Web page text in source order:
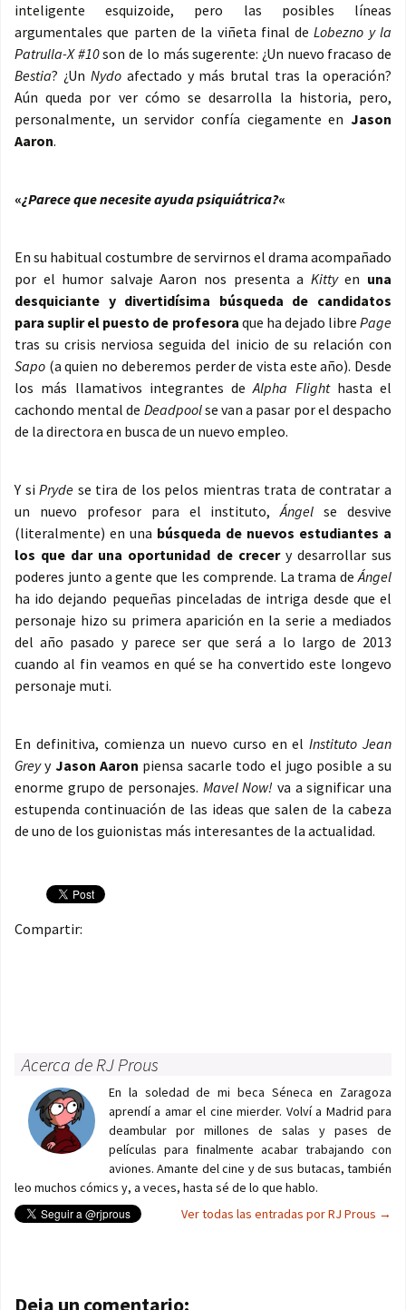
inteligente esquizoide, pero las posibles líneas
argumentales que parten de la viñeta final deLobezno y la
Patrulla-X #10son de lo más sugerente: ¿Un nuevo fracaso de
Bestia? ¿Un Nydoafectado y más brutal tras la operación?
Aún queda por ver cómo se desarrolla la historia, pero,
personalmente, un servidor confía ciegamente en Jason
Aaron.
«¿Parece que necesite ayuda psiquiátrica?«
En su habitual costumbre de servirnos el drama acompañado
por el humor salvaje Aaron nos presenta a Kittyen una
desquiciante y divertidísima búsqueda de candidatos
para suplir el puesto de profesora que ha dejado libre Page
tras su crisis nerviosa seguida del inicio de su relación con
Sapo (a quien no deberemos perder de vista este año). Desde
los más llamativos integrantes deAlpha Flighthasta el
cachondo mental de Deadpoolse van a pasar por el despacho
de la directora en busca de un nuevo empleo.
Y siPryde se tira de los pelos mientras trata de contratar a
un nuevo profesor para el instituto,Ángel se desvive
(literalmente) en una búsqueda de nuevos estudiantes a
los que dar una oportunidad de crecery desarrollar sus
poderes junto a gente que les comprende. La trama deÁngel
ha ido dejando pequeñas pinceladas de intriga desde que el
personaje hizo su primera aparición en la serie a mediados
del año pasado y parece ser que será a lo largo de 2013
cuando al fin veamos en qué se ha convertido este longevo
personaje muti.
En definitiva, comienza un nuevo curso en elInstituto Jean
Greyy Jason Aaron piensa sacarle todo el jugo posible a su
enorme grupo de personajes. Mavel Now! va a significar una
estupenda continuación de las ideas que salen de la cabeza
de uno de los guionistas más interesantes de la actualidad.
Compartir:
Acerca de RJ Prous
En la soledad de mi beca Séneca en Zaragoza
aprendí a amar el cine mierder. Volví a Madrid para
deambular por millones de salas y pases de
películas para finalmente acabar trabajando con
aviones. Amante del cine y de sus butacas, también
leo muchos cómics y, a veces, hasta sé de lo que hablo.
Ver todas las entradas por RJ Prous →
Navegación de entradas
Deja un comentario: